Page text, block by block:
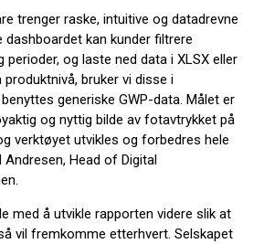
trenger raske, intuitive og datadrevne
dashboardet kan kunder filtrere
perioder, og laste ned data i XLSX eller
produktnivå, bruker vi disse i
generiske GWP-data. Målet er
og nyttig bilde av fotavtrykket på
verktøyet utvikles og forbedres hele
Andresen, Head of Digital
med å utvikle rapporten videre slik at
vil fremkomme etterhvert. Selskapet